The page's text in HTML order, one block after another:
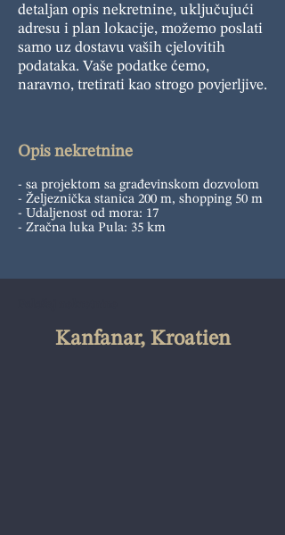
detaljan opis nekretnine, uključujući
adresu i plan lokacije, možemo poslati
samo uz dostavu vaših cjelovitih
podataka. Vaše podatke ćemo,
naravno, tretirati kao strogo povjerljive.
Opis nekretnine
- sa projektom sa građevinskom dozvolom
- Željeznička stanica 200 m, shopping 50 m
- Udaljenost od mora: 17
- Zračna luka Pula: 35 km
Kanfanar, Kroatien